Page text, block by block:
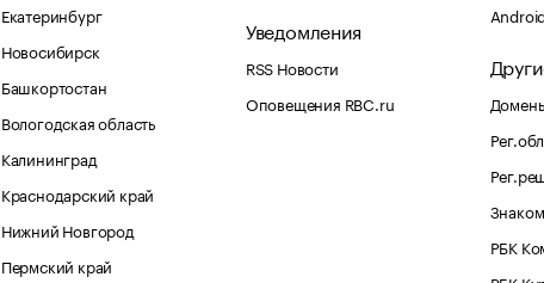
Екатеринбург
Новосибирск
Башкортостан
Вологодская область
Калининград
Краснодарский край
Нижний Новгород
Пермский край
Уведомления
RSS Новости
Оповещения RBC.ru
РБК